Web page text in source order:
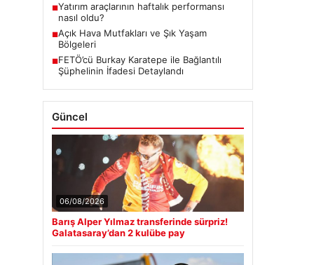
■Yatırım araçlarının haftalık performansı
nasıl oldu?
■Açık Hava Mutfakları ve Şık Yaşam
Bölgeleri
■FETÖ’cü Burkay Karatepe ile Bağlantılı
Şüphelinin İfadesi Detaylandı
Güncel
06/08/2026
Barış Alper Yılmaz transferinde sürpriz!
Galatasaray’dan 2 kulübe pay